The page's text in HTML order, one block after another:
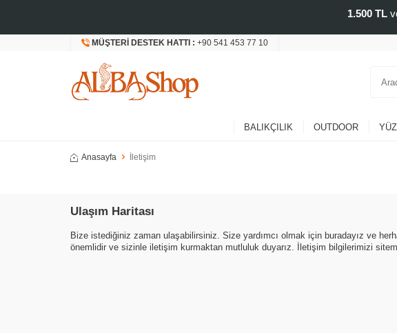
1.500 TL
MÜŞTERI DESTEK HATTI : +90 541 453 77 10
BALIKÇILIK OUTDOOR
Anasayfa İletişim
Ulaşım Haritası
Bize istediğiniz zaman ulaşabilirsiniz. Size yardımcı olmak için buradayız ve
önemlidir ve sizinle iletişim kurmaktan mutluluk duyarız. İletişim bilgilerimizi